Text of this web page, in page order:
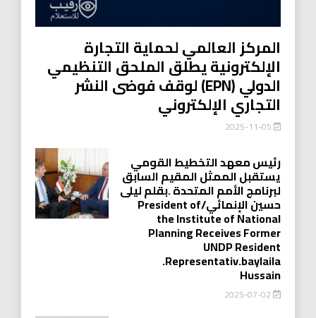
المركز العالمي لحماية التجارة
الإلكترونية يطلق الملحق التنظيمي
الدولي (EPN) لوقف فوضى النشر
التجاري الإلكتروني
رئيس معهد التخطيط القومي
يستقبل الممثل المقيم السابق
لبرنامج الأمم المتحدة .بقلم ليلى
حسين الإنمائي/President of
the Institute of National
Planning Receives Former
UNDP Resident
.Representativ.baylaila
Hussain
2025-07-02